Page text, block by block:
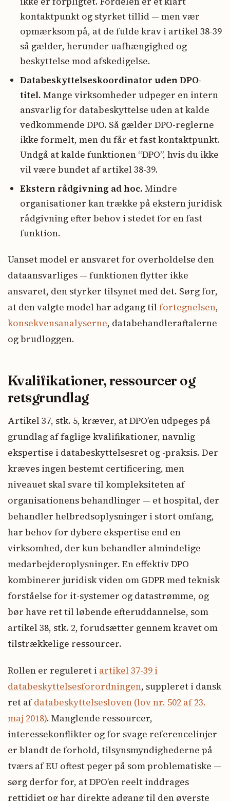
kontaktpunkt og styrket tillid — men vær
opmærksom på, at de fulde krav i artikel 38-39
så gælder, herunder uafhængighed og
beskyttelse mod afskedigelse.
Databeskyttelseskoordinator uden DPO-
titel. Mange virksomheder udpeger en intern
ansvarlig for databeskyttelse uden at kalde
vedkommende DPO. Så gælder DPO-reglerne
ikke formelt, men du får et fast kontaktpunkt.
Undgå at kalde funktionen “DPO”, hvis du ikke
vil være bundet af artikel 38-39.
Ekstern rådgivning ad hoc. Mindre
organisationer kan trække på ekstern juridisk
rådgivning efter behov i stedet for en fast
funktion.
Uanset model er ansvaret for overholdelse den
dataansvarliges — funktionen flytter ikke
ansvaret, den styrker tilsynet med det. Sørg for,
at den valgte model har adgang til fortegnelsen,
konsekvensanalyserne, databehandleraftalerne
og brudloggen.
Kvalifikationer, ressourcer og
retsgrundlag
Artikel 37, stk. 5, kræver, at DPO’en udpeges på
grundlag af faglige kvalifikationer, navnlig
ekspertise i databeskyttelsesret og -praksis. Der
kræves ingen bestemt certificering, men
niveauet skal svare til kompleksiteten af
organisationens behandlinger — et hospital, der
behandler helbredsoplysninger i stort omfang,
har behov for dybere ekspertise end en
virksomhed, der kun behandler almindelige
medarbejderoplysninger. En effektiv DPO
kombinerer juridisk viden om GDPR med teknisk
forståelse for it-systemer og datastrømme, og
bør have ret til løbende efteruddannelse, som
artikel 38, stk. 2, forudsætter gennem kravet om
tilstrækkelige ressourcer.
Rollen er reguleret i artikel 37-39 i
databeskyttelsesforordningen, suppleret i dansk
ret afdatabeskyttelsesloven (lov nr. 502 af 23.
maj 2018). Manglende ressourcer,
interessekonflikter og for svage referencelinjer
er blandt de forhold, tilsynsmyndighederne på
tværs af EU oftest peger på som problematiske —
sørg derfor for, at DPO’en reelt inddrages
rettidigt og har direkte adgang til den øverste